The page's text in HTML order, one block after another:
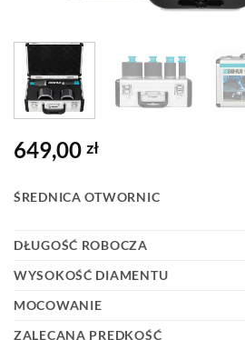
649,00 zł
ŚREDNICA OTWORNIC
DŁUGOŚĆ ROBOCZA
WYSOKOŚĆ DIAMENTU
MOCOWANIE
ZALECANA PRĘDKOŚĆ